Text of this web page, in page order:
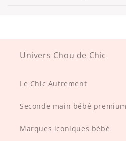
Univers Chou de Chic
Le Chic Autrement
Seconde main bébé premium
Marques iconiques bébé